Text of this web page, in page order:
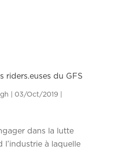
riders.euses du GFS
03/Oct/2019|
dans la lutte
à laquelle